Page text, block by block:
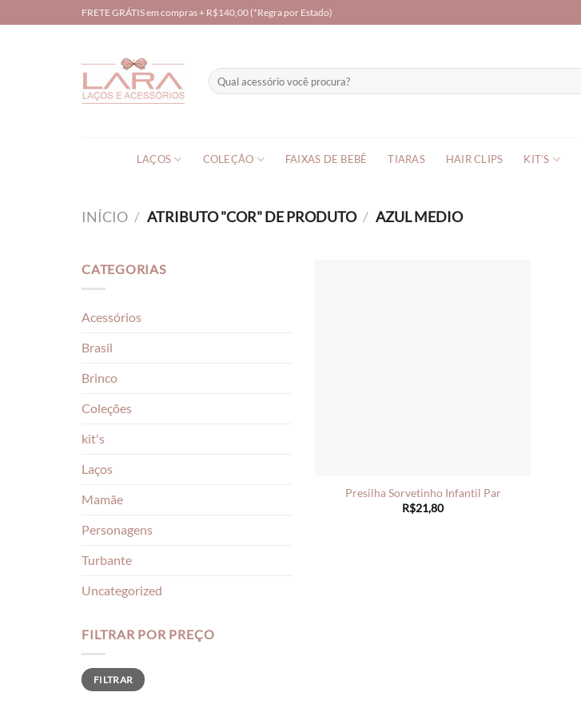
to
FRETE GRÁTIS em compras + R$140,00 (*Regra por Estado)
Pesquisar
por:
LAÇOS COLEÇÃO FAIXAS DE BEBÊ TIARAS HAIR CLIPS KIT’S
INÍCIO / ATRIBUTO "COR" DE PRODUTO / AZUL MEDIO
CATEGORIAS
Acessórios
Brasil
Brinco
Coleções
kit's
Laços
Mamãe
Personagens
Turbante
Uncategorized
FILTRAR POR PREÇO
Preço
mínimo
Preço
máximo
FILTRAR
Presilha Sorvetinho Infantil Par
R$21,80